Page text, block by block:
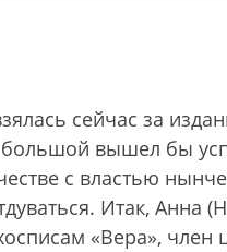
сейчас за
вышел бы
с властью
Итак, Анна
«Вера», член